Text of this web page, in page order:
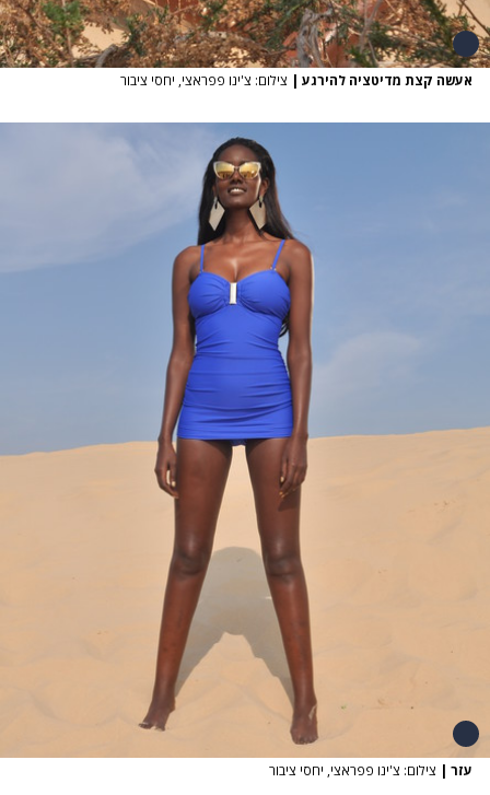
אעשה קצת מדיטציה להירגע | צילום: צ'ינו פפראצי, יחסי ציבור
עזר | צילום: צ'ינו פפראצי, יחסי ציבור